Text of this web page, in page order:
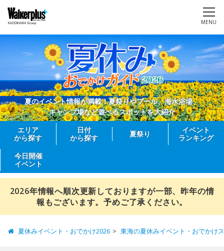
MENU
夏のイベント情報が満載！夏祭りやプール、海水浴場、
キャンプ場など遊べるスポットを大紹介
エリア
から探す
日付
から探す
夏祭り
イベント
ランキング
今日開催
イベント
2026年情報へ順次更新しておりますが一部、昨年の情
報もございます。予めご了承ください。
夏休みイベント・おでかけ2026 東海の夏休みイベント・おでかけ